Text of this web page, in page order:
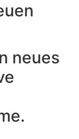
neues